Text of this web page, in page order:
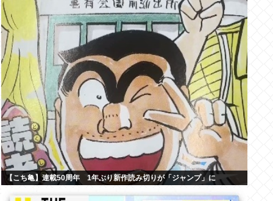
【こち亀】連載50周年 1年ぶり新作読み切りが「ジャンプ」に